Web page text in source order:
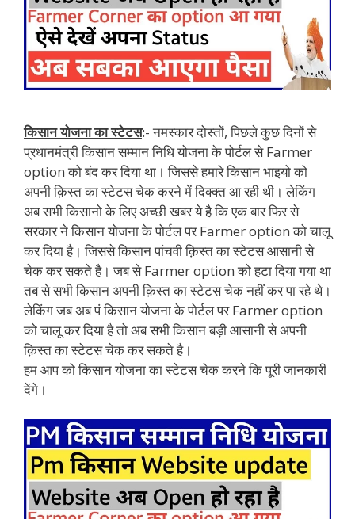
किसान योजना का स्टेटस:- नमस्कार दोस्तों, पिछले कुछ दिनों से
प्रधानमंत्री किसान सम्मान निधि योजना के पोर्टल से Farmer
option को बंद कर दिया था। जिससे हमारे किसान भाइयो को
अपनी क़िस्त का स्टेटस चेक करने में दिक्क्त आ रही थी। लेकिंग
अब सभी किसानो के लिए अच्छी खबर ये है कि एक बार फिर से
सरकार ने किसान योजना के पोर्टल पर Farmer option को चालू
कर दिया है। जिससे किसान पांचवी क़िस्त का स्टेटस आसानी से
चेक कर सकते है। जब से Farmer option को हटा दिया गया था
तब से सभी किसान अपनी क़िस्त का स्टेटस चेक नहीं कर पा रहे थे।
लेकिंग जब अब पं किसान योजना के पोर्टल पर Farmer option
को चालू कर दिया है तो अब सभी किसान बड़ी आसानी से अपनी
क़िस्त का स्टेटस चेक कर सकते है।
हम आप को किसान योजना का स्टेटस चेक करने कि पूरी जानकारी
देंगे।